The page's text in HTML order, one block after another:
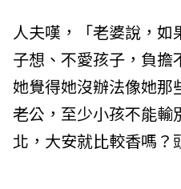
人夫嘆，「老婆說，
子想、不愛孩子，負擔
她覺得她沒辦法像她那
老公，至少小孩不能輸
北，大安就比較香嗎？